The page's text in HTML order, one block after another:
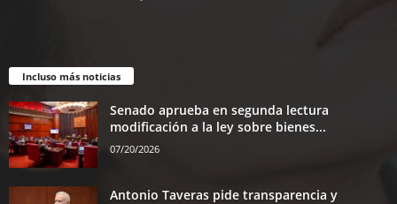
Incluso más noticias
Senado aprueba en segunda lectura
modificación a la ley sobre bienes...
07/20/2026
Antonio Taveras pide transparencia y